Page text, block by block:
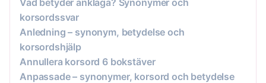
korsordssvar
Anledning – synonym, betydelse och
korsordshjälp
Annullera korsord 6 bokstäver
Anpassade – synonymer, korsord och betydelse